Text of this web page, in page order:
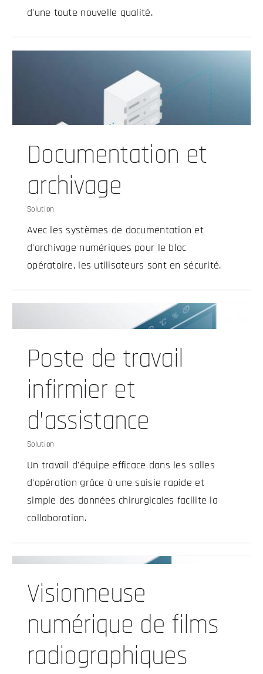
d'une toute nouvelle qualité.
Documentation et
archivage
Solution
Avec les systèmes de documentation et
d'archivage numériques pour le bloc
opératoire, les utilisateurs sont en sécurité.
Poste de travail
infirmier et
d’assistance
Solution
Un travail d'équipe efficace dans les salles
d'opération grâce à une saisie rapide et
simple des données chirurgicales facilite la
collaboration.
Visionneuse
numérique de films
radiographiques